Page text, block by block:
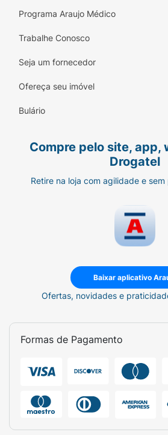
Programa Araujo Médico
Trabalhe Conosco
Seja um fornecedor
Ofereça seu imóvel
Bulário
Compre pelo site, app,
Drogatel
Retire na loja com agilidade e
Baixar aplicativo
Ofertas, novidades e
Formas de Pagamento